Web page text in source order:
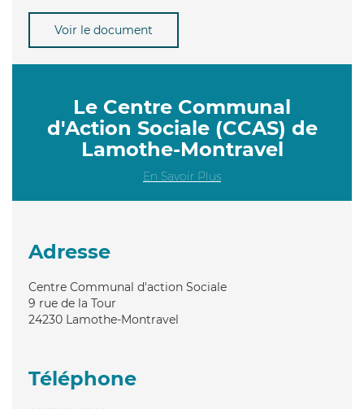
Voir le document
Le Centre Communal
d'Action Sociale (CCAS) de
Lamothe-Montravel
En Savoir Plus
Adresse
Centre Communal d'action Sociale
9 rue de la Tour
24230 Lamothe-Montravel
Téléphone